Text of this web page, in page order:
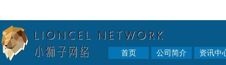
首页 公司简介 资讯中